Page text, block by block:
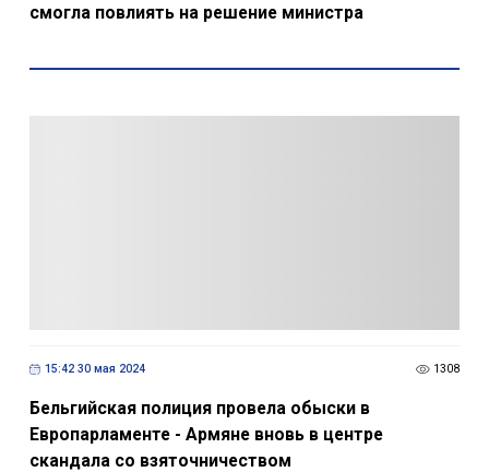
смогла повлиять на решение министра
15:42 30 мая 2024 1308
Бельгийская полиция провела обыски в
Европарламенте - Армяне вновь в центре
скандала со взяточничеством